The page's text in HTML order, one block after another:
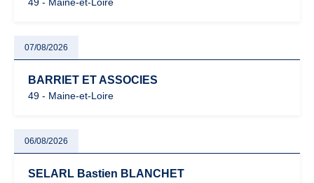
07/08/2026
BARRIET ET ASSOCIES
49 - Maine-et-Loire
06/08/2026
SELARL Bastien BLANCHET